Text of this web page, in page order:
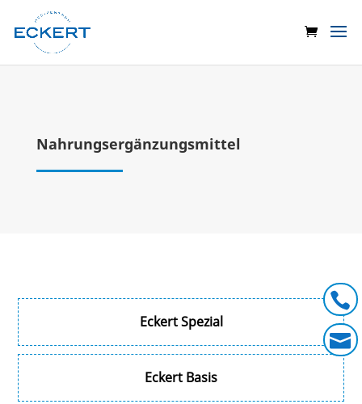
Nahrungsergänzungsmittel
Eckert Spezial
Eckert Basis

